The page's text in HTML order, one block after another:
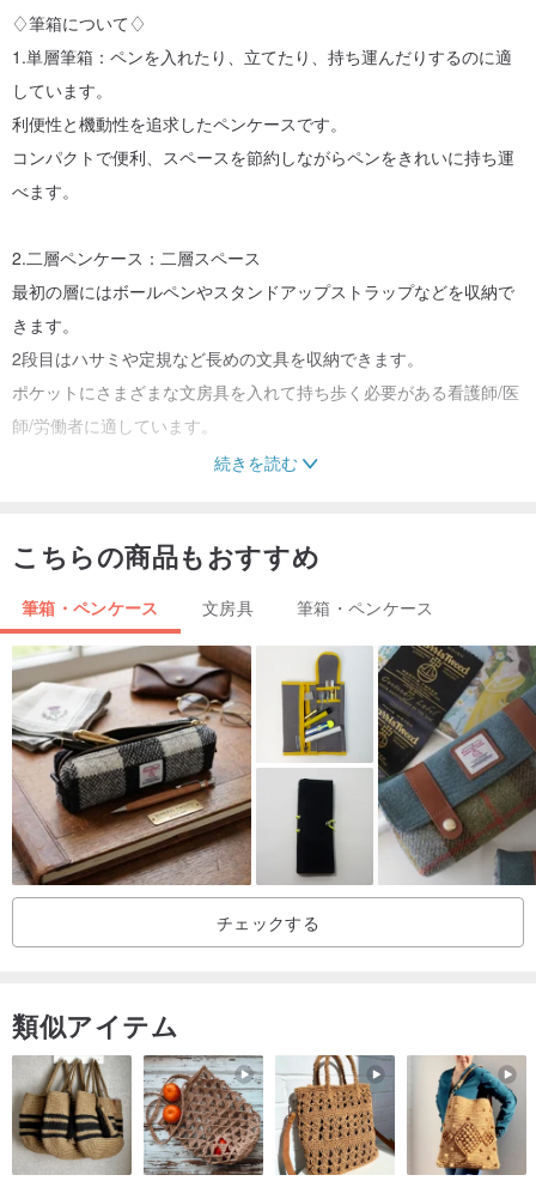
♢筆箱について♢
1.単層筆箱：ペンを入れたり、立てたり、持ち運んだりするのに適
しています。
利便性と機動性を追求したペンケースです。
コンパクトで便利、スペースを節約しながらペンをきれいに持ち運
べます。
2.二層ペンケース：二層スペース
最初の層にはボールペンやスタンドアップストラップなどを収納で
きます。
2段目はハサミや定規など長めの文具を収納できます。
ポケットにさまざまな文房具を入れて持ち歩く必要がある看護師/医
師/労働者に適しています。
1階にはボールペンや蛍光ペンなどが置ける仕切りがあり、文房具を
2段目はハサミや定規など長めの文具を収納できます。
♢3つのペンケースの違い♢
♢寸法♢ 高さ16cm×幅10cm
手作りのため、誤差は0.5〜1cmです。
カスタマイズされた特別なサイズが必要な場合は、お問い合わせく
一重ペンケース：厳選された台湾綿
二層ペンケース/セパレート二層ペンケース：厳選された台湾綿+4つ
ボタン（ボタンの色は組み合わせにより写真と異なる場合がありま
す）
続きを読む
こちらの商品もおすすめ
筆箱・ペンケース 文房具 筆箱・ペンケース
チェックする
類似アイテム